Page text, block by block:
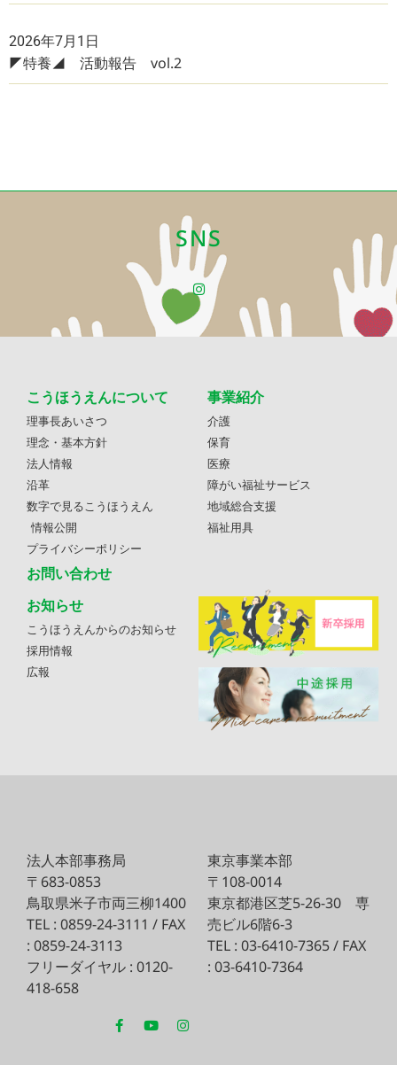
2026年7月1日
◤特養◢ 活動報告 vol.2
SNS
こうほうえんについて
理事長あいさつ
理念・基本方針
法人情報
沿革
数字で見るこうほうえん
情報公開
プライバシーポリシー
お問い合わせ
事業紹介
介護
保育
医療
障がい福祉サービス
地域総合支援
福祉用具
お知らせ
こうほうえんからのお知らせ
採用情報
広報
法人本部事務局
〒683-0853
鳥取県米子市両三柳1400
TEL : 0859-24-3111 / FAX
: 0859-24-3113
フリーダイヤル : 0120-
418-658
東京事業本部
〒108-0014
東京都港区芝5-26-30 専
売ビル6階6-3
TEL : 03-6410-7365 / FAX
: 03-6410-7364